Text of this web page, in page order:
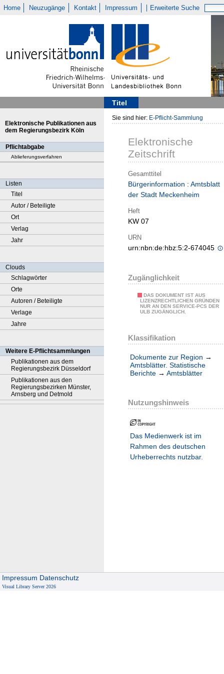
Home Neuzugänge Kontakt Impressum Erweiterte Suche
Titel
Elektronische Publikationen aus
dem Regierungsbezirk Köln
Pflichtabgabe
Ablieferungsverfahren
Listen
Titel
Autor / Beteiligte
Ort
Verlag
Jahr
Clouds
Schlagwörter
Orte
Autoren / Beteiligte
Verlage
Jahre
Weitere E-Pflichtsammlungen
Publikationen aus dem
Regierungsbezirk Düsseldorf
Publikationen aus den
Regierungsbezirken Münster,
Arnsberg und Detmold
Sie sind hier: E-Pflicht-Sammlung
Elektronische
Zeitschrift
Gesamttitel
Bürgerinformation : Amtsblatt
der Stadt Meckenheim
Heft
KW 07
URN
urn:nbn:de:hbz:5:2-674045
Zugänglichkeit
DAS DOKUMENT IST AUS
LIZENZRECHTLICHEN GRÜNDEN
NUR AN DEN SERVICE-PCS DER
ULB ZUGÄNGLICH.
Klassifikation
Dokumente zur Region →
Amtsblätter. Statistische
Berichte → Amtsblätter
Nutzungshinweis
Das Medienwerk ist im
Rahmen des deutschen
Urheberrechts nutzbar.
Impressum Datenschutz
Visual Library Server 2026